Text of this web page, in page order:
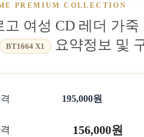
PREMIUM COLLECTION
고 여성 CD 레더 가
BT1664 X1 요약정보 및
195,000원
156,000원